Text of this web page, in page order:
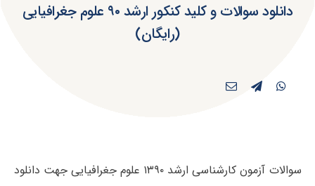
دانلود سوالات و کلید کنکور ارشد ۹۰ علوم جغرافیایی
(رایگان)
سوالات آزمون کارشناسی ارشد ۱۳۹۰ علوم جغرافیایی جهت دانلود